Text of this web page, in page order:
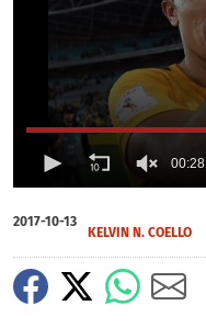
seconds
of
seconds
00:28
2017-10-13
KELVIN N. COELLO